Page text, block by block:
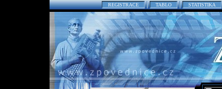
REGISTRACE TABLO STATISTIKA